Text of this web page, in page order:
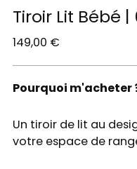
Tiroir Lit Bébé |
Prix
149,00 €
Pourquoi m'acheter
Un tiroir de lit au
votre espace de